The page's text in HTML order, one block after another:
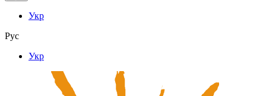
Укр
Рус
Укр